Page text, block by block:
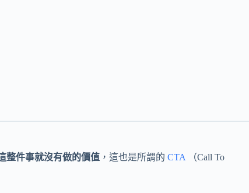
整件事就沒有做的價值 ，這也是所謂的 CTA （Call To